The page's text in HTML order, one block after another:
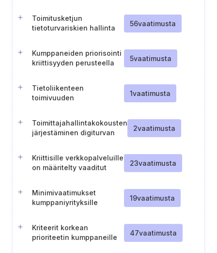
Toimitusketjun
tietoturvariskien hallinta
56vaatimusta
Kumppaneiden priorisointi
kriittisyyden perusteella
5vaatimusta
Tietoliikenteen
toimivuuden
1vaatimusta
Toimittajahallintakokousten
järjestäminen digiturvan
2vaatimusta
Kriittisille verkkopalveluille
on määritelty vaaditut
23vaatimusta
Minimivaatimukset
kumppaniyrityksille
19vaatimusta
Kriteerit korkean
prioriteetin kumppaneille
47vaatimusta